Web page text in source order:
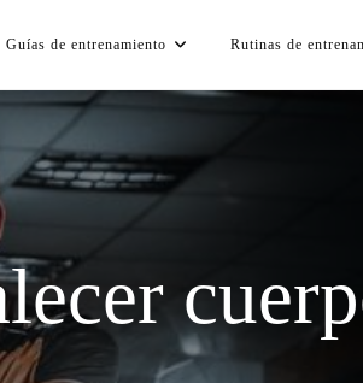
Guías de entrenamiento Rutinas de